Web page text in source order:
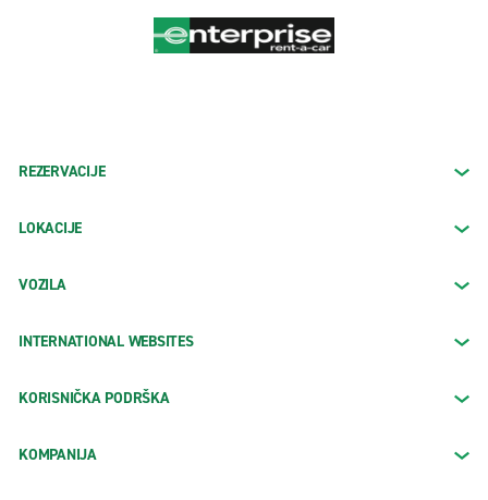
REZERVACIJE
LOKACIJE
VOZILA
INTERNATIONAL WEBSITES
KORISNIČKA PODRŠKA
KOMPANIJA